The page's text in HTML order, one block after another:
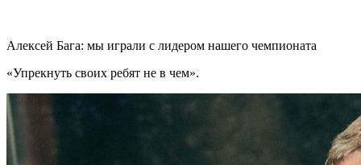
Алексей Бага: мы играли с лидером нашего чемпионата
«Упрекнуть своих ребят не в чем».